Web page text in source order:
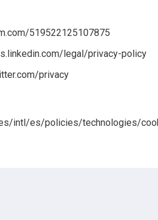
519522125107875
legal/privacy-policy
privacy
intl/es/policies/technologies/